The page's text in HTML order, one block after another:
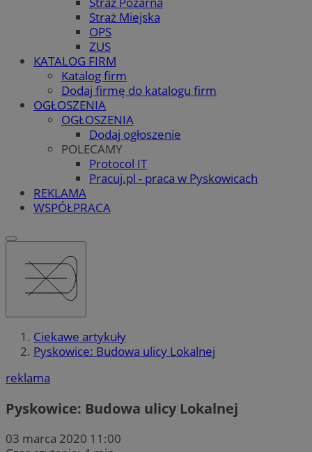
Straż Miejska
OPS
ZUS
KATALOG FIRM
Katalog firm
Dodaj firmę do katalogu firm
OGŁOSZENIA
OGŁOSZENIA
Dodaj ogłoszenie
POLECAMY
Protocol IT
Pracuj.pl - praca w Pyskowicach
REKLAMA
WSPÓŁPRACA
Ciekawe artykuły
Pyskowice: Budowa ulicy Lokalnej
reklama
Pyskowice: Budowa ulicy Lokalnej
03 marca 2020 11:00